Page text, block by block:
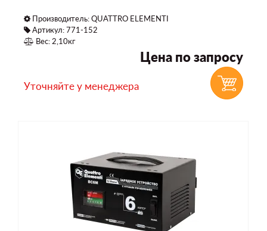
Производитель:QUATTRO ELEMENTI
Артикул: 771-152
Вес: 2,10кг
Цена по запросу
Уточняйте у менеджера